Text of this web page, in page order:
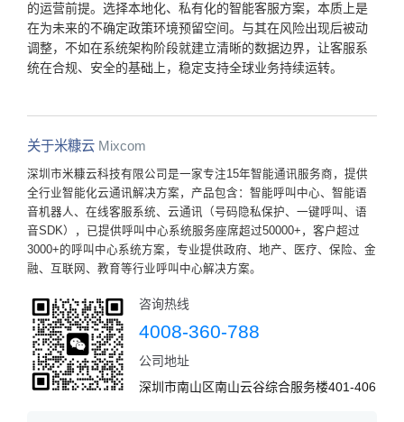
的运营前提。选择本地化、私有化的智能客服方案，本质上是
在为未来的不确定政策环境预留空间。与其在风险出现后被动
调整，不如在系统架构阶段就建立清晰的数据边界，让客服系
统在合规、安全的基础上，稳定支持全球业务持续运转。
关于米糠云 Mixcom
深圳市米糠云科技有限公司是一家专注15年智能通讯服务商，提供
全行业智能化云通讯解决方案，产品包含：智能呼叫中心、智能语
音机器人、在线客服系统、云通讯（号码隐私保护、一键呼叫、语
音SDK），已提供呼叫中心系统服务座席超过50000+，客户超过
3000+的呼叫中心系统方案，专业提供政府、地产、医疗、保险、金
融、互联网、教育等行业呼叫中心解决方案。
咨询热线
4008-360-788
公司地址
深圳市南山区南山云谷综合服务楼401-406